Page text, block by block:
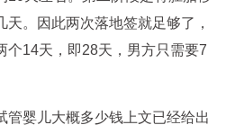
。因此两次落地签就足够了，
个14天，即28天，男方只需要7
管婴儿大概多少钱上文已经给出